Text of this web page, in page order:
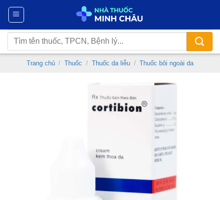
Chuyển
nội
dung
Tìm
kiếm:
Trang chủ / Thuốc / Thuốc da liễu / Thuốc bôi ngoài da